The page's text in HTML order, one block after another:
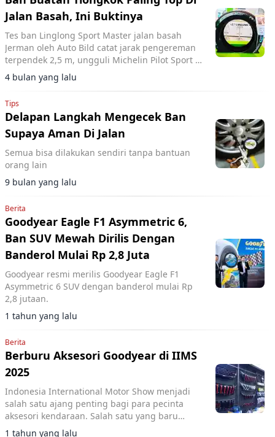
Jalan Basah, Ini Buktinya
Tes ban Linglong Sport Master jalan basah
Jerman oleh Auto Bild catat jarak pengereman
terpendek 2,5 m, ungguli Michelin Pilot Sport 5
meski kalah di trek kering.
4 bulan yang lalu
Tips
Delapan Langkah Mengecek Ban
Supaya Aman Di Jalan
Semua bisa dilakukan sendiri tanpa bantuan
orang lain
9 bulan yang lalu
Berita
Goodyear Eagle F1 Asymmetric 6,
Ban SUV Mewah Dirilis Dengan
Banderol Mulai Rp 2,8 Juta
Goodyear resmi merilis Goodyear Eagle F1
Asymmetric 6 SUV dengan banderol mulai Rp
2,8 jutaan.
1 tahun yang lalu
Berita
Berburu Aksesori Goodyear di IIMS
2025
Indonesia International Motor Show menjadi
salah satu ajang penting bagi para pecinta
aksesori kendaraan. Salah satu yang baru
adalah ragam produk aftermarket dari
1 tahun yang lalu